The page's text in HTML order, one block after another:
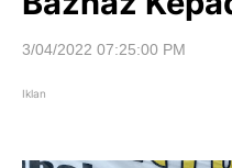
3/04/2022 07:25:00 PM
Iklan